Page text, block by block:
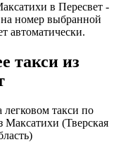
в Пересвет -
номер выбранной
автоматически.
такси из
такси по
(Тверская